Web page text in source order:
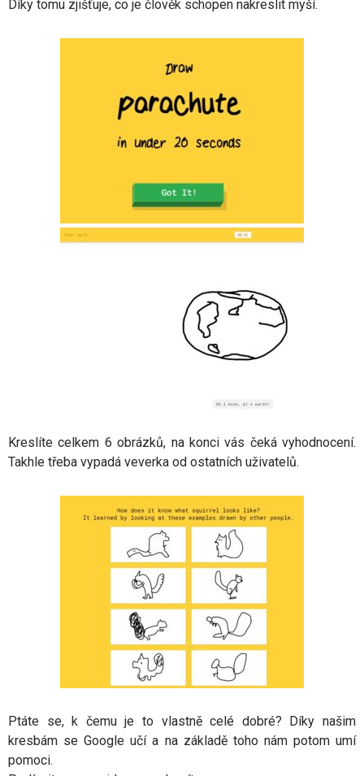
Díky tomu zjišťuje, co je člověk schopen nakreslit myší.
Kreslíte celkem 6 obrázků, na konci vás čeká vyhodnocení.
Takhle třeba vypadá veverka od ostatních uživatelů.
Ptáte se, k čemu je to vlastně celé dobré? Díky našim
kresbám se Google učí a na základě toho nám potom umí
pomoci.